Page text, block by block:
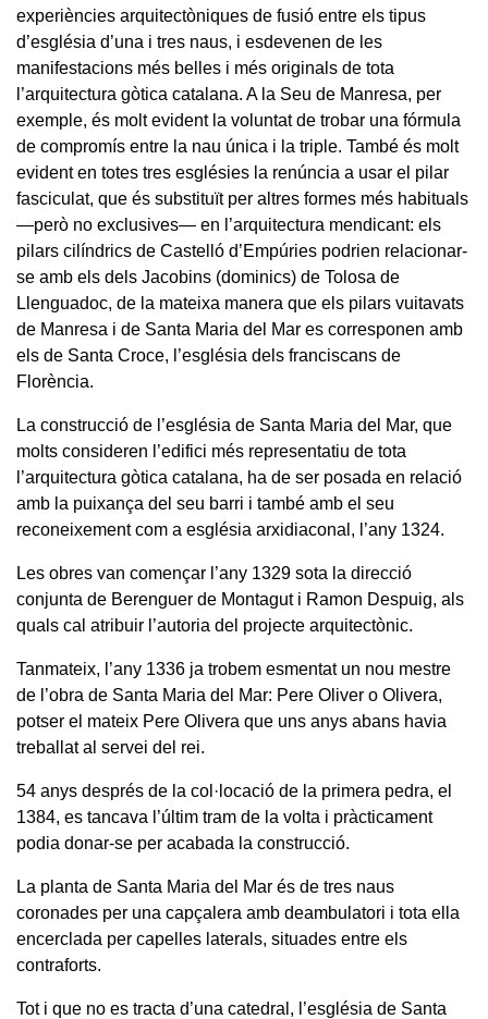
experiències arquitectòniques de fusió entre els tipus
d’església d’una i tres naus, i esdevenen de les
manifestacions més belles i més originals de tota
l’arquitectura gòtica catalana. A la Seu de Manresa, per
exemple, és molt evident la voluntat de trobar una fórmula
de compromís entre la nau única i la triple. També és molt
evident en totes tres esglésies la renúncia a usar el pilar
fasciculat, que és substituït per altres formes més habituals
—però no exclusives— en l’arquitectura mendicant: els
pilars cilíndrics de Castelló d’Empúries podrien relacionar-
se amb els dels Jacobins (dominics) de Tolosa de
Llenguadoc, de la mateixa manera que els pilars vuitavats
de Manresa i de Santa Maria del Mar es corresponen amb
els de Santa Croce, l’església dels franciscans de
Florència.
La construcció de l’església de Santa Maria del Mar, que
molts consideren l’edifici més representatiu de tota
l’arquitectura gòtica catalana, ha de ser posada en relació
amb la puixança del seu barri i també amb el seu
reconeixement com a església arxidiaconal, l’any 1324.
Les obres van començar l’any 1329 sota la direcció
conjunta de Berenguer de Montagut i Ramon Despuig, als
quals cal atribuir l’autoria del projecte arquitectònic.
Tanmateix, l’any 1336 ja trobem esmentat un nou mestre
de l’obra de Santa Maria del Mar: Pere Oliver o Olivera,
potser el mateix Pere Olivera que uns anys abans havia
treballat al servei del rei.
54 anys després de la col·locació de la primera pedra, el
1384, es tancava l’últim tram de la volta i pràcticament
podia donar-se per acabada la construcció.
La planta de Santa Maria del Mar és de tres naus
coronades per una capçalera amb deambulatori i tota ella
encerclada per capelles laterals, situades entre els
contraforts.
Tot i que no es tracta d’una catedral, l’església de Santa